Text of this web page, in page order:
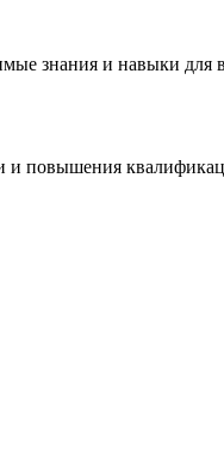
знания и навыки
и повышения